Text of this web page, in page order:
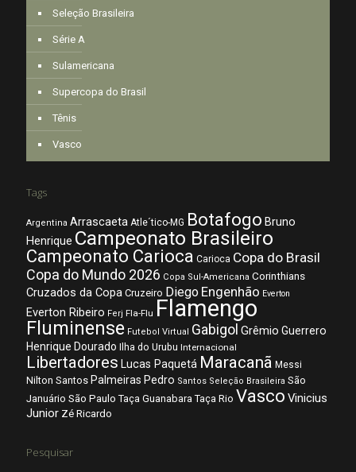
Seleção Brasileira
Série A
Sulamericana
Supercopa do Brasil
Tênis
Vasco
Tags
Argentina Arrascaeta Atle´tico-MG Botafogo Bruno
Henrique Campeonato Brasileiro
Campeonato Carioca Carioca Copa do Brasil
Copa do Mundo 2026 Copa Sul-Americana Corinthians
Cruzados da Copa Cruzeiro Diego Engenhão Everton
Everton Ribeiro Ferj Fla-Flu Flamengo
Fluminense Futebol Virtual Gabigol Grêmio Guerrero
Henrique Dourado Ilha do Urubu Internacional
Libertadores Lucas Paquetá Maracanã Messi
Nilton Santos Palmeiras Pedro Santos Seleção Brasileira São
Januário São Paulo Taça Guanabara Taça Rio Vasco Vinicius
Junior Zé Ricardo
Pesquisar